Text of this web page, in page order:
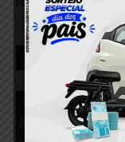
RELACIONADOS